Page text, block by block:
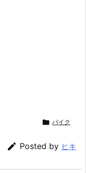
 バイク
 Posted by ヒキ